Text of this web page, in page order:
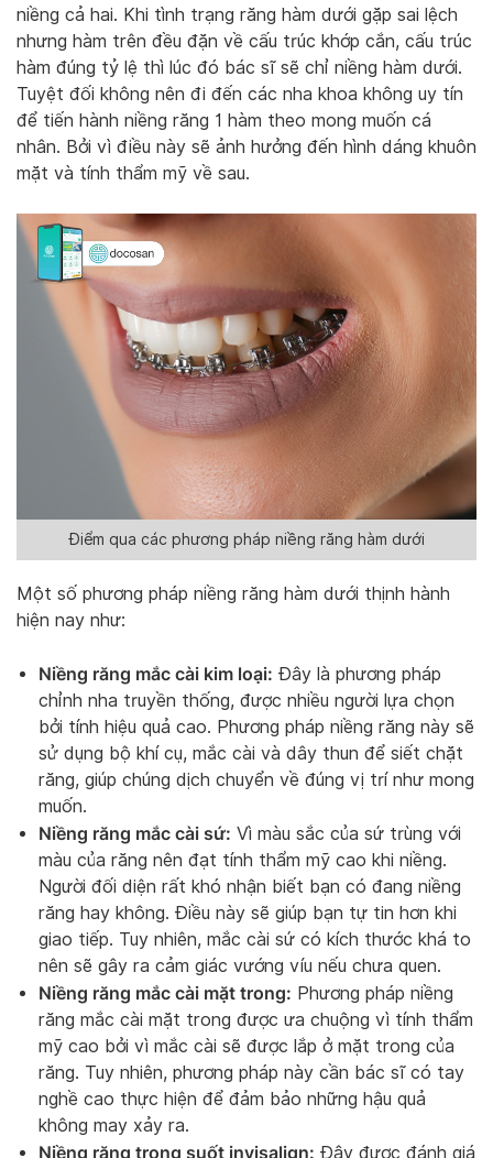
niềng cả hai. Khi tình trạng răng hàm dưới gặp sai lệch
nhưng hàm trên đều đặn về cấu trúc khớp cắn, cấu trúc
hàm đúng tỷ lệ thì lúc đó bác sĩ sẽ chỉ niềng hàm dưới.
Tuyệt đối không nên đi đến các nha khoa không uy tín
để tiến hành niềng răng 1 hàm theo mong muốn cá
nhân. Bởi vì điều này sẽ ảnh hưởng đến hình dáng khuôn
mặt và tính thẩm mỹ về sau.
Điểm qua các phương pháp niềng răng hàm dưới
Một số phương pháp niềng răng hàm dưới thịnh hành
hiện nay như:
Niềng răng mắc cài kim loại: Đây là phương pháp
chỉnh nha truyền thống, được nhiều người lựa chọn
bởi tính hiệu quả cao. Phương pháp niềng răng này sẽ
sử dụng bộ khí cụ, mắc cài và dây thun để siết chặt
răng, giúp chúng dịch chuyển về đúng vị trí như mong
muốn.
Niềng răng mắc cài sứ: Vì màu sắc của sứ trùng với
màu của răng nên đạt tính thẩm mỹ cao khi niềng.
Người đối diện rất khó nhận biết bạn có đang niềng
răng hay không. Điều này sẽ giúp bạn tự tin hơn khi
giao tiếp. Tuy nhiên, mắc cài sứ có kích thước khá to
nên sẽ gây ra cảm giác vướng víu nếu chưa quen.
Niềng răng mắc cài mặt trong: Phương pháp niềng
răng mắc cài mặt trong được ưa chuộng vì tính thẩm
mỹ cao bởi vì mắc cài sẽ được lắp ở mặt trong của
răng. Tuy nhiên, phương pháp này cần bác sĩ có tay
nghề cao thực hiện để đảm bảo những hậu quả
không may xảy ra.
Niềng răng trong suốt invisalign: Đây được đánh giá